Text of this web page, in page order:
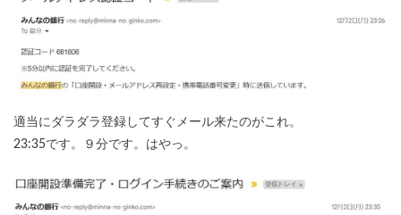
適当にダラダラ登録してすぐメール来たのがこれ。
23:35です。９分です。はやっ。